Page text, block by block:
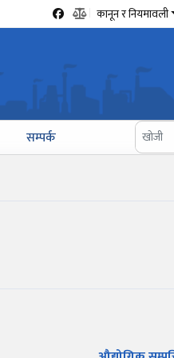
कानून र नियमावली
वार्षिक
सम्पर्क